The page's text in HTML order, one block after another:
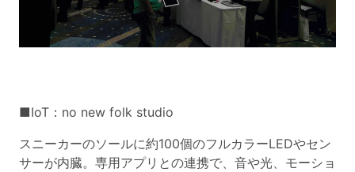
■IoT：no new folk studio
スニーカーのソールに約100個のフルカラーLEDやセン
サーが内臓。専用アプリとの連携で、音や光、モーショ